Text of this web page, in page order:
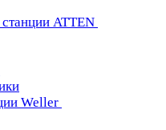
ATTEN
Weller